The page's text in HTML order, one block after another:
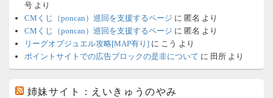
号 より
CMくじ（poncan）巡回を支援するページ に 匿名 より
CMくじ（poncan）巡回を支援するページ に 匿名 より
リーグオブジュエル攻略[MAP有り] に こう より
ポイントサイトでの広告ブロックの是非について に 田所 より
姉妹サイト：えいきゅうのやみ